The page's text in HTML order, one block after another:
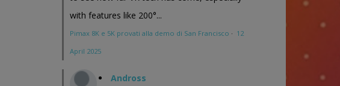
with features like 200°...
Pimax 8K e 5K provati alla demo di San Francisco · 12
April 2025
Andross